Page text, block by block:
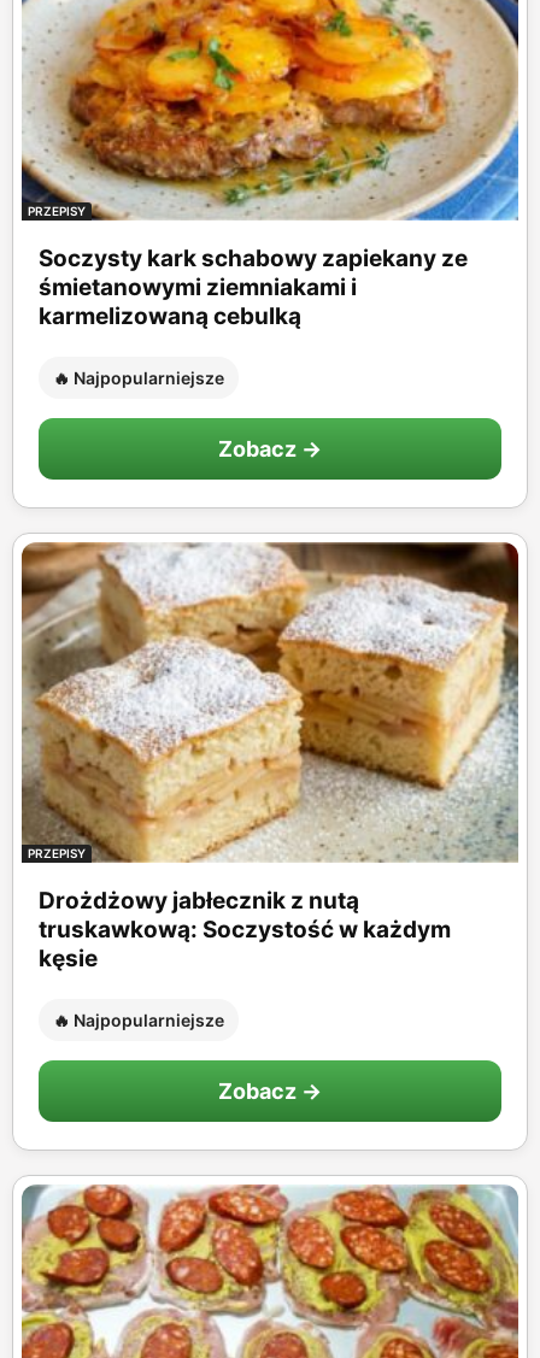
PRZEPISY
Soczysty kark schabowy zapiekany ze
śmietanowymi ziemniakami i
karmelizowaną cebulką
🔥 Najpopularniejsze
Zobacz →
PRZEPISY
Drożdżowy jabłecznik z nutą
truskawkową: Soczystość w każdym
kęsie
🔥 Najpopularniejsze
Zobacz →